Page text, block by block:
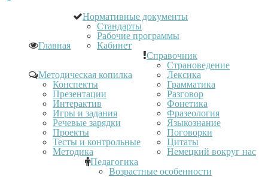
Главная
Нормативные документы
Стандарты
Рабочие программы
Кабинет
Методическая копилка
Конспекты
Презентации
Интерактив
Игры и задания
Речевые зарядки
Проекты
Тесты и контрольные
Методика
Справочник
Страноведение
Лексика
Грамматика
Разговор
Фонетика
Фразеология
Языкознание
Поговорки
Цитаты
Немецкий вокруг нас
Педагогика
Возрастные особенности